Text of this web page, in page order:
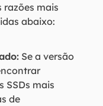
razões mais
abaixo:
Se a versão
SSDs mais
de